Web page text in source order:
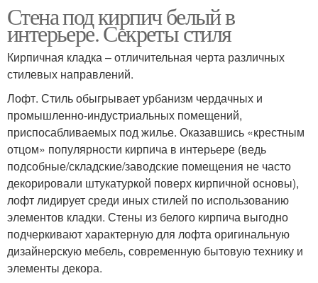
Стена под кирпич белый в
интерьере. Секреты стиля
Кирпичная кладка – отличительная черта различных
стилевых направлений.
Лофт. Стиль обыгрывает урбанизм чердачных и
промышленно-индустриальных помещений,
приспосабливаемых под жилье. Оказавшись «крестным
отцом» популярности кирпича в интерьере (ведь
подсобные/складские/заводские помещения не часто
декорировали штукатуркой поверх кирпичной основы),
лофт лидирует среди иных стилей по использованию
элементов кладки. Стены из белого кирпича выгодно
подчеркивают характерную для лофта оригинальную
дизайнерскую мебель, современную бытовую технику и
элементы декора.